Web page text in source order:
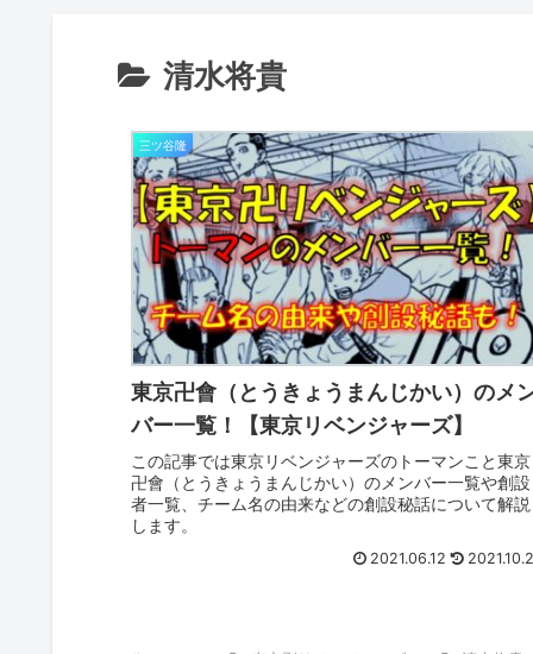
清水将貴
三ツ谷隆
東京卍會（とうきょうまんじかい）のメ
バー一覧！【東京リベンジャーズ】
この記事では東京リベンジャーズのトーマンこと東京
卍會（とうきょうまんじかい）のメンバー一覧や創設
者一覧、チーム名の由来などの創設秘話について解説
します。
2021.06.12